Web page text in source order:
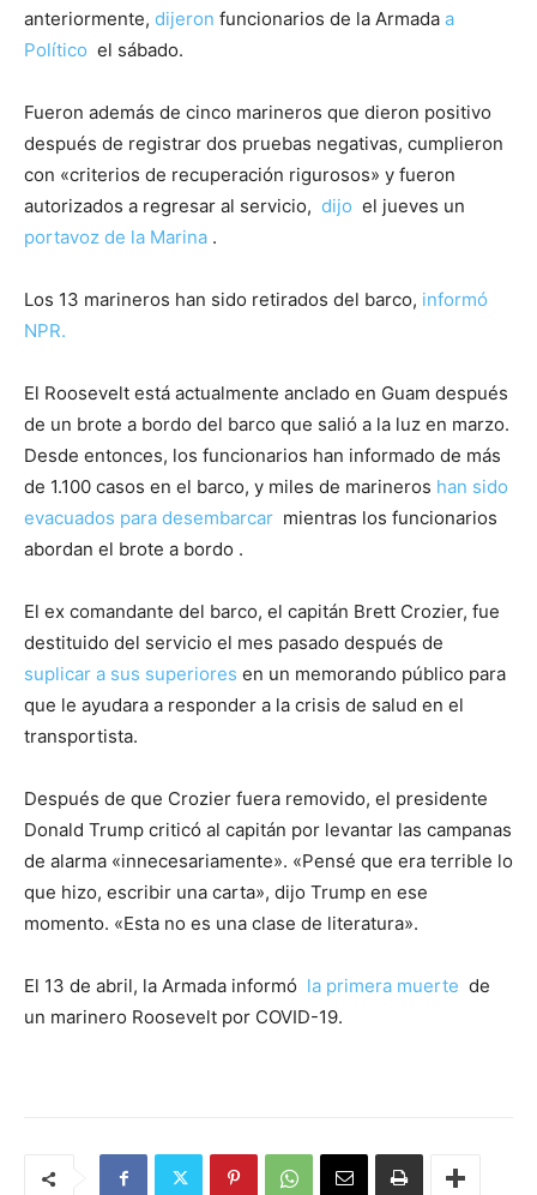
anteriormente, dijeron funcionarios de la Armada a
Político el sábado.
Fueron además de cinco marineros que dieron positivo
después de registrar dos pruebas negativas, cumplieron
con «criterios de recuperación rigurosos» y fueron
autorizados a regresar al servicio, dijo el jueves un
portavoz de la Marina .
Los 13 marineros han sido retirados del barco, informó
NPR.
El Roosevelt está actualmente anclado en Guam después
de un brote a bordo del barco que salió a la luz en marzo.
Desde entonces, los funcionarios han informado de más
de 1.100 casos en el barco, y miles de marineros han sido
evacuados para desembarcar mientras los funcionarios
abordan el brote a bordo .
El ex comandante del barco, el capitán Brett Crozier, fue
destituido del servicio el mes pasado después de
suplicar a sus superiores en un memorando público para
que le ayudara a responder a la crisis de salud en el
transportista.
Después de que Crozier fuera removido, el presidente
Donald Trump criticó al capitán por levantar las campanas
de alarma «innecesariamente». «Pensé que era terrible lo
que hizo, escribir una carta», dijo Trump en ese
momento. «Esta no es una clase de literatura».
El 13 de abril, la Armada informó la primera muerte de
un marinero Roosevelt por COVID-19.